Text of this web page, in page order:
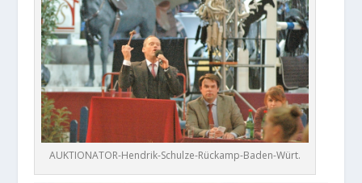
AUKTIONATOR-Hendrik-Schulze-Rückamp-Baden-Würt.